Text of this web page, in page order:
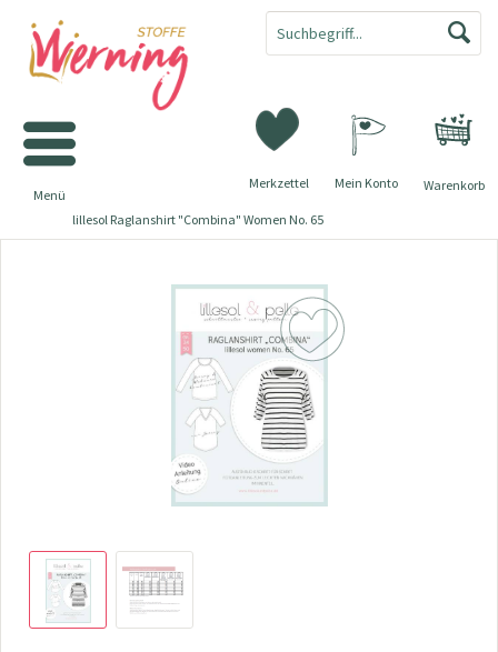
Warenkorb
Merkzettel Mein Konto
Menü
lillesol Raglanshirt "Combina" Women No. 65